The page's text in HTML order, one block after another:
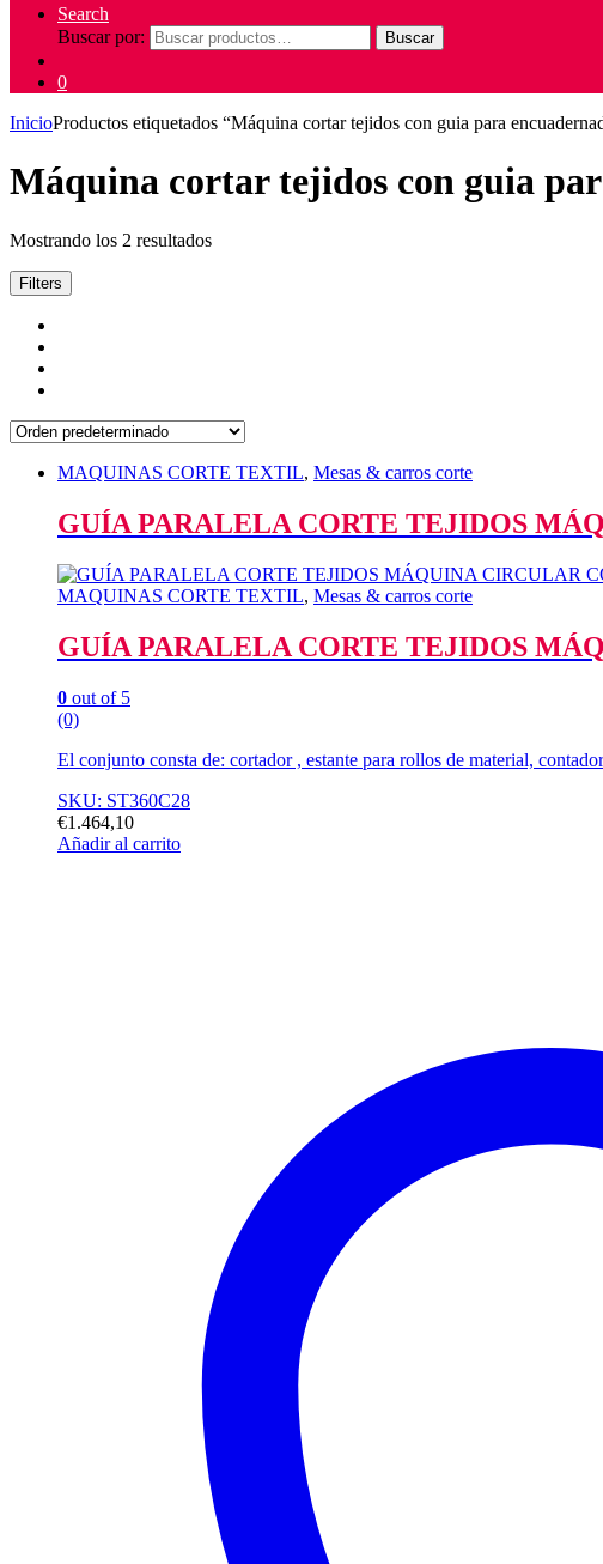
Search
Buscar por:
Buscar
0
InicioProductos etiquetados “Máquina cortar tejidos con guia para
Máquina cortar tejidos con guia
Mostrando los 2 resultados
Filters
MAQUINAS CORTE TEXTIL, Mesas & carros corte
GUÍA PARALELA CORTE TEJIDOS
MAQUINAS CORTE TEXTIL, Mesas & carros corte
GUÍA PARALELA CORTE TEJIDOS
0 out of 5
(0)
El conjunto consta de: cortador , estante para rollos de material,
SKU: ST360C28
€1.464,10
Añadir al carrito